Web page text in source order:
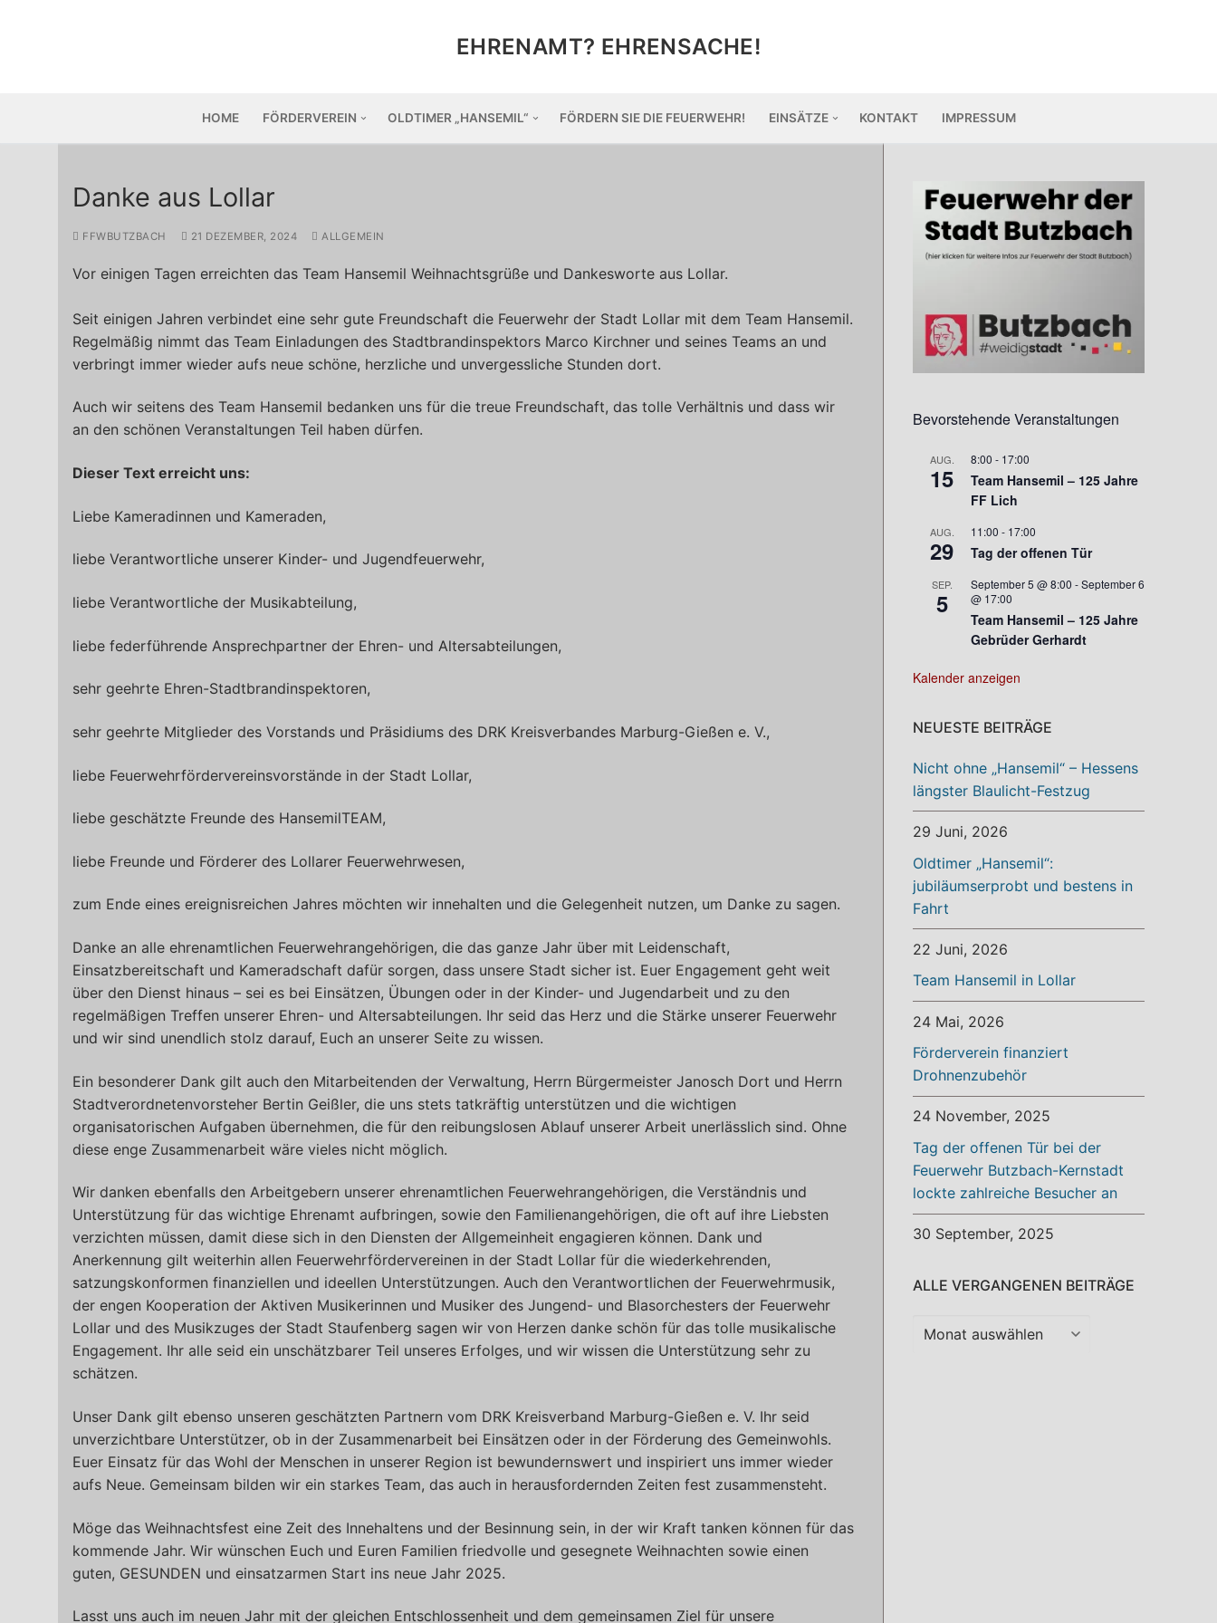
EHRENAMT? EHRENSACHE!
HOME FÖRDERVEREIN OLDTIMER „HANSEMIL“ FÖRDERN SIE DIE FEUERWEHR! EINSÄTZE KONTAKT IMPRESSUM
Danke aus Lollar
FFWBUTZBACH 21 DEZEMBER, 2024 ALLGEMEIN
Vor einigen Tagen erreichten das Team Hansemil Weihnachtsgrüße und Dankesworte aus Lollar.
Seit einigen Jahren verbindet eine sehr gute Freundschaft die Feuerwehr der Stadt Lollar mit dem Team Hansemil.
Regelmäßig nimmt das Team Einladungen des Stadtbrandinspektors Marco Kirchner und seines Teams an und
verbringt immer wieder aufs neue schöne, herzliche und unvergessliche Stunden dort.
Auch wir seitens des Team Hansemil bedanken uns für die treue Freundschaft, das tolle Verhältnis und dass wir
an den schönen Veranstaltungen Teil haben dürfen.
Dieser Text erreicht uns:
Liebe Kameradinnen und Kameraden,
liebe Verantwortliche unserer Kinder- und Jugendfeuerwehr,
liebe Verantwortliche der Musikabteilung,
liebe federführende Ansprechpartner der Ehren- und Altersabteilungen,
sehr geehrte Ehren-Stadtbrandinspektoren,
sehr geehrte Mitglieder des Vorstands und Präsidiums des DRK Kreisverbandes Marburg-Gießen e. V.,
liebe Feuerwehrfördervereinsvorstände in der Stadt Lollar,
liebe geschätzte Freunde des HansemilTEAM,
liebe Freunde und Förderer des Lollarer Feuerwehrwesen,
zum Ende eines ereignisreichen Jahres möchten wir innehalten und die Gelegenheit nutzen, um Danke zu sagen.
Danke an alle ehrenamtlichen Feuerwehrangehörigen, die das ganze Jahr über mit Leidenschaft,
Einsatzbereitschaft und Kameradschaft dafür sorgen, dass unsere Stadt sicher ist. Euer Engagement geht weit
über den Dienst hinaus – sei es bei Einsätzen, Übungen oder in der Kinder- und Jugendarbeit und zu den
regelmäßigen Treffen unserer Ehren- und Altersabteilungen. Ihr seid das Herz und die Stärke unserer Feuerwehr
und wir sind unendlich stolz darauf, Euch an unserer Seite zu wissen.
Ein besonderer Dank gilt auch den Mitarbeitenden der Verwaltung, Herrn Bürgermeister Janosch Dort und Herrn
Stadtverordnetenvorsteher Bertin Geißler, die uns stets tatkräftig unterstützen und die wichtigen
organisatorischen Aufgaben übernehmen, die für den reibungslosen Ablauf unserer Arbeit unerlässlich sind. Ohne
diese enge Zusammenarbeit wäre vieles nicht möglich.
Wir danken ebenfalls den Arbeitgebern unserer ehrenamtlichen Feuerwehrangehörigen, die Verständnis und
Unterstützung für das wichtige Ehrenamt aufbringen, sowie den Familienangehörigen, die oft auf ihre Liebsten
verzichten müssen, damit diese sich in den Diensten der Allgemeinheit engagieren können. Dank und
Anerkennung gilt weiterhin allen Feuerwehrfördervereinen in der Stadt Lollar für die wiederkehrenden,
satzungskonformen finanziellen und ideellen Unterstützungen. Auch den Verantwortlichen der Feuerwehrmusik,
der engen Kooperation der Aktiven Musikerinnen und Musiker des Jungend- und Blasorchesters der Feuerwehr
Lollar und des Musikzuges der Stadt Staufenberg sagen wir von Herzen danke schön für das tolle musikalische
Engagement. Ihr alle seid ein unschätzbarer Teil unseres Erfolges, und wir wissen die Unterstützung sehr zu
schätzen.
Unser Dank gilt ebenso unseren geschätzten Partnern vom DRK Kreisverband Marburg-Gießen e. V. Ihr seid
unverzichtbare Unterstützer, ob in der Zusammenarbeit bei Einsätzen oder in der Förderung des Gemeinwohls.
Euer Einsatz für das Wohl der Menschen in unserer Region ist bewundernswert und inspiriert uns immer wieder
aufs Neue. Gemeinsam bilden wir ein starkes Team, das auch in herausfordernden Zeiten fest zusammensteht.
Möge das Weihnachtsfest eine Zeit des Innehaltens und der Besinnung sein, in der wir Kraft tanken können für das
kommende Jahr. Wir wünschen Euch und Euren Familien friedvolle und gesegnete Weihnachten sowie einen
guten, GESUNDEN und einsatzarmen Start ins neue Jahr 2025.
Lasst uns auch im neuen Jahr mit der gleichen Entschlossenheit und dem gemeinsamen Ziel für unsere
Bevorstehende Veranstaltungen
AUG.
15
8:00 - 17:00
Team Hansemil – 125 Jahre
FF Lich
AUG.
29
11:00 - 17:00
Tag der offenen Tür
SEP.
5
September 5 @ 8:00 -September 6
@ 17:00
Team Hansemil – 125 Jahre
Gebrüder Gerhardt
Kalender anzeigen
NEUESTE BEITRÄGE
Nicht ohne „Hansemil“ – Hessens
längster Blaulicht-Festzug
29 Juni, 2026
Oldtimer „Hansemil“:
jubiläumserprobt und bestens in
Fahrt
22 Juni, 2026
Team Hansemil in Lollar
24 Mai, 2026
Förderverein finanziert
Drohnenzubehör
24 November, 2025
Tag der offenen Tür bei der
Feuerwehr Butzbach-Kernstadt
lockte zahlreiche Besucher an
30 September, 2025
ALLE VERGANGENEN BEITRÄGE
Alle